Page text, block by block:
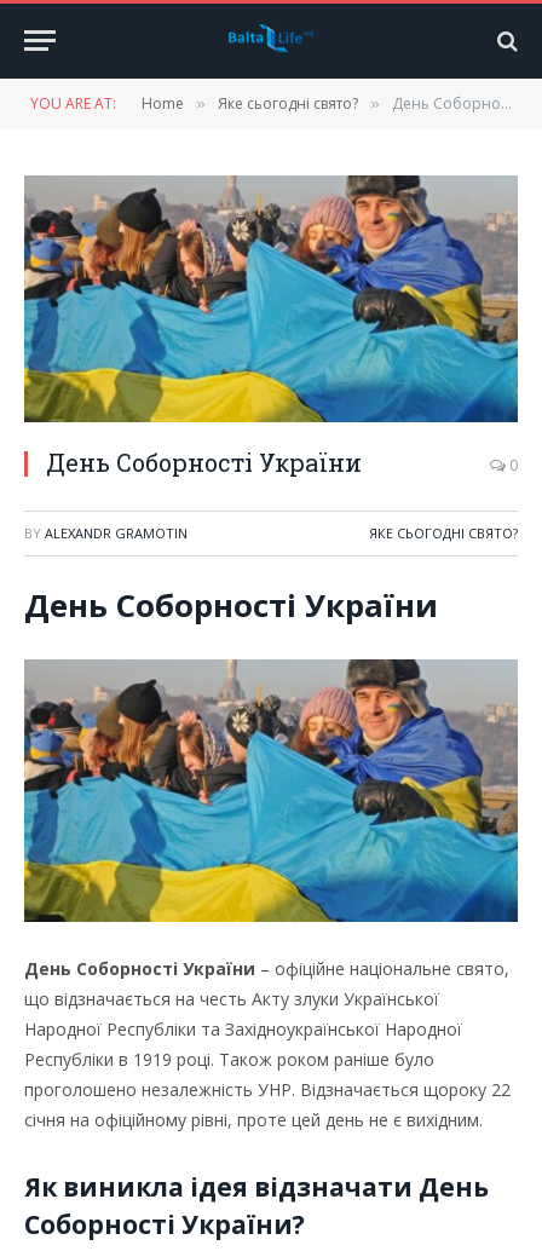
YOU ARE AT: Home » Яке сьогодні свято? » День Соборності України
День Соборності України 0
BY ALEXANDR GRAMOTIN ЯКЕ СЬОГОДНІ СВЯТО?
День Соборності України
День Соборності України – офіційне національне свято,
що відзначається на честь Акту злуки Української
Народної Республіки та Західноукраїнської Народної
Республіки в 1919 році. Також роком раніше було
проголошено незалежність УНР. Відзначається щороку 22
січня на офіційному рівні, проте цей день не є вихідним.
Як виникла ідея відзначати День
Соборності України?